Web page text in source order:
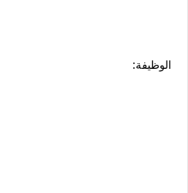
الوظيفة: